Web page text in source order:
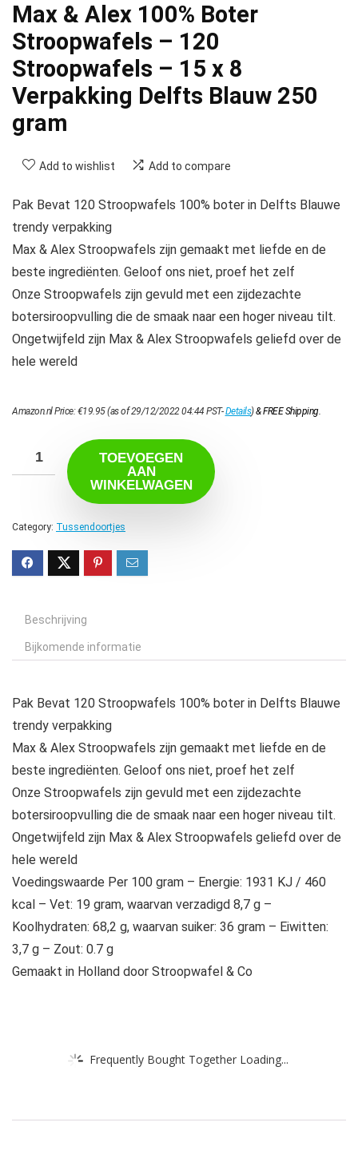
Max & Alex 100% Boter
Stroopwafels – 120
Stroopwafels – 15 x 8
Verpakking Delfts Blauw 250
gram
Add to wishlist Add to compare
Pak Bevat 120 Stroopwafels 100% boter in Delfts Blauwe
trendy verpakking
Max & Alex Stroopwafels zijn gemaakt met liefde en de
beste ingrediënten. Geloof ons niet, proef het zelf
Onze Stroopwafels zijn gevuld met een zijdezachte
botersiroopvulling die de smaak naar een hoger niveau tilt.
Ongetwijfeld zijn Max & Alex Stroopwafels geliefd over de
hele wereld
Amazon.nl Price:€19.95(as of 29/12/2022 04:44 PST-Details)&FREE Shipping.
TOEVOEGEN
AAN
WINKELWAGEN
Category: Tussendoortjes
Beschrijving
Bijkomende informatie
Pak Bevat 120 Stroopwafels 100% boter in Delfts Blauwe
trendy verpakking
Max & Alex Stroopwafels zijn gemaakt met liefde en de
beste ingrediënten. Geloof ons niet, proef het zelf
Onze Stroopwafels zijn gevuld met een zijdezachte
botersiroopvulling die de smaak naar een hoger niveau tilt.
Ongetwijfeld zijn Max & Alex Stroopwafels geliefd over de
hele wereld
Voedingswaarde Per 100 gram – Energie: 1931 KJ / 460
kcal – Vet: 19 gram, waarvan verzadigd 8,7 g –
Koolhydraten: 68,2 g, waarvan suiker: 36 gram – Eiwitten:
3,7 g – Zout: 0.7 g
Gemaakt in Holland door Stroopwafel & Co
Frequently Bought Together Loading...